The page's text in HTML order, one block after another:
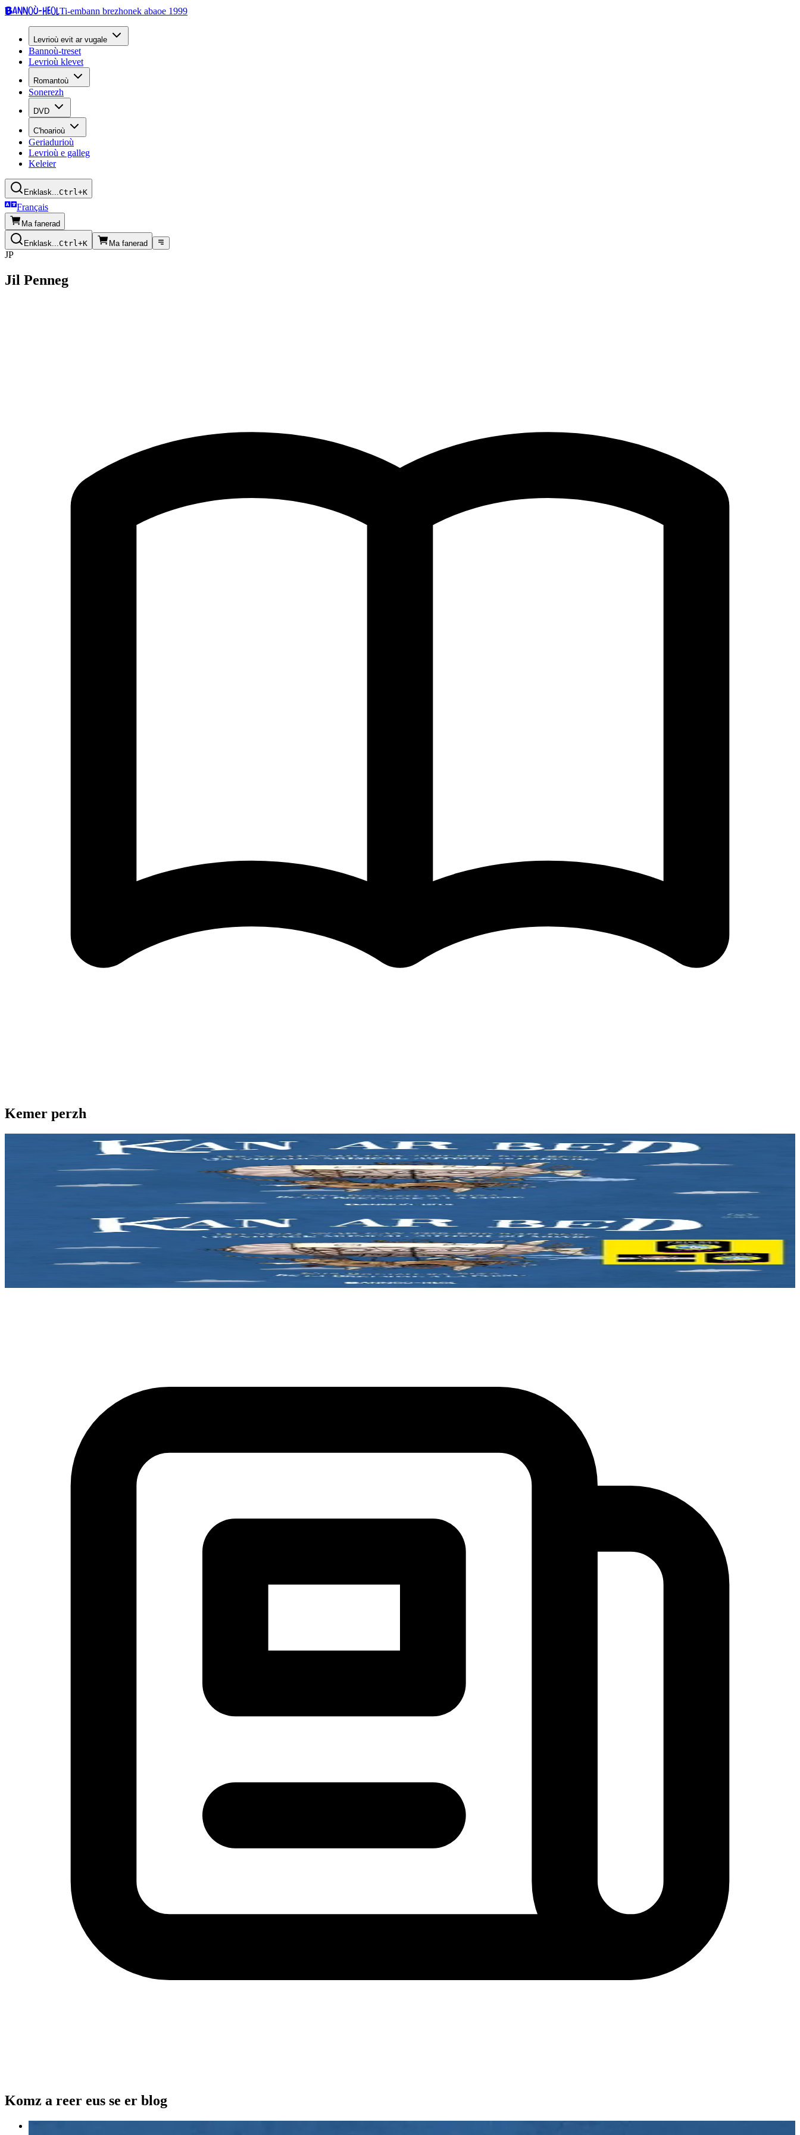
Bannoù-heolTi-embann brezhonek abaoe 1999
Levrioù evit ar vugale
Bannoù-treset
Levrioù klevet
Romantoù
Sonerezh
DVD
C'hoarioù
Geriadurioù
Levrioù e galleg
Keleier
Enklask...Ctrl+K
Français
Ma fanerad
Enklask...Ctrl+K Ma fanerad
JP
Jil Penneg
Kemer perzh
Emañ Liza o chom e Menez Are, e kalon Breizh. Un noz e tiviz ar plac'h yaouank mont da zizoleiñ ar bed. Ur bedadenn da veajiñ gant trizek pezh sonerezh eus...
Emañ Liza o chom e Menez Are, e kalon Breizh. Un noz e tiviz ar plac'h yaouank mont da zizoleiñ ar bed. Ur bedadenn da veajiñ gant trizek pezh sonerezh eus...
Komz a reer eus se er blog